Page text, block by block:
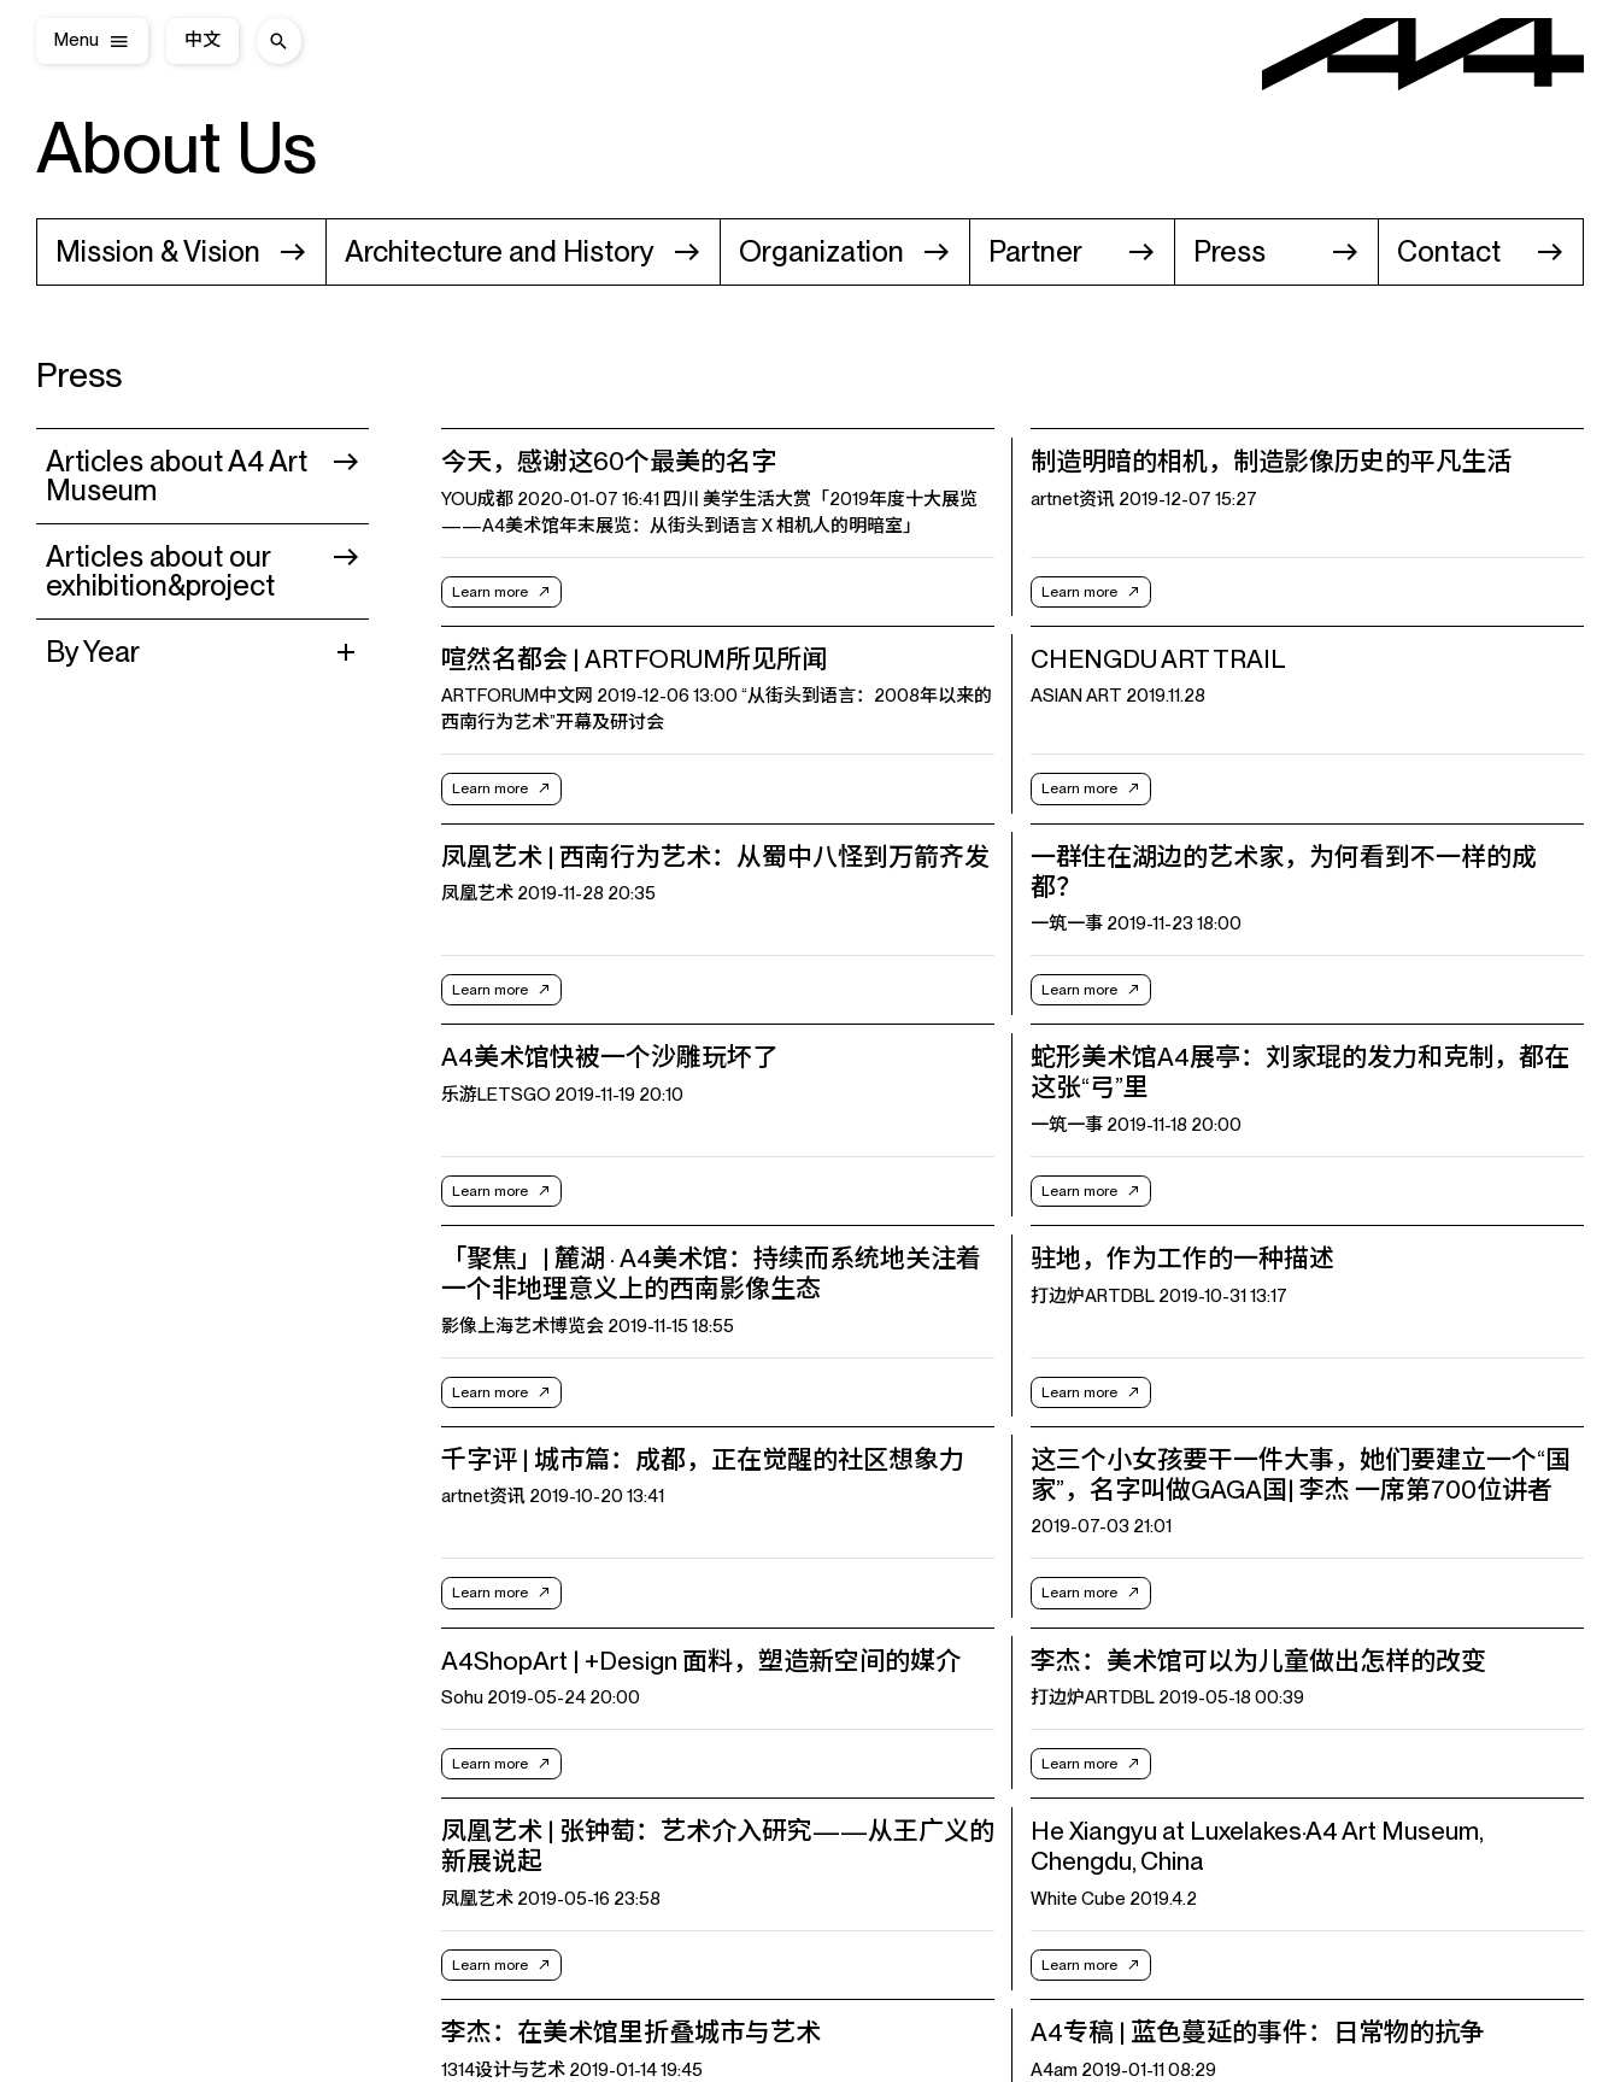
Menu 中文
About Us
Mission & Vision Architecture and History Organization Partner Press Contact
Press
Articles about A4 Art
Museum
Articles about our
exhibition&project
By Year
今天，感谢这60个最美的名字
YOU成都 2020-01-07 16:41 四川 美学生活大赏「2019年度十大展览
——A4美术馆年末展览：从街头到语言 X 相机人的明暗室」
Learn more
制造明暗的相机，制造影像历史的平凡生活
artnet资讯 2019-12-07 15:27
Learn more
喧然名都会 | ARTFORUM所见所闻
ARTFORUM中文网 2019-12-06 13:00 “从街头到语言：2008年以来的
西南行为艺术”开幕及研讨会
Learn more
CHENGDU ART TRAIL
ASIAN ART 2019.11.28
Learn more
凤凰艺术 | 西南行为艺术：从蜀中八怪到万箭齐发
凤凰艺术 2019-11-28 20:35
Learn more
一群住在湖边的艺术家，为何看到不一样的成
都？
一筑一事 2019-11-23 18:00
Learn more
A4美术馆快被一个沙雕玩坏了
乐游LETSGO 2019-11-19 20:10
Learn more
蛇形美术馆A4展亭：刘家琨的发力和克制，都在
这张“弓”里
一筑一事 2019-11-18 20:00
Learn more
「聚焦」| 麓湖 · A4美术馆：持续而系统地关注着
一个非地理意义上的西南影像生态
影像上海艺术博览会 2019-11-15 18:55
Learn more
驻地，作为工作的一种描述
打边炉ARTDBL 2019-10-31 13:17
Learn more
千字评 | 城市篇：成都，正在觉醒的社区想象力
artnet资讯 2019-10-20 13:41
Learn more
这三个小女孩要干一件大事，她们要建立一个“国
家”，名字叫做GAGA国| 李杰 一席第700位讲者
2019-07-03 21:01
Learn more
A4ShopArt | +Design 面料，塑造新空间的媒介
Sohu 2019-05-24 20:00
Learn more
李杰：美术馆可以为儿童做出怎样的改变
打边炉ARTDBL 2019-05-18 00:39
Learn more
凤凰艺术 | 张钟萄：艺术介入研究——从王广义的
新展说起
凤凰艺术 2019-05-16 23:58
Learn more
He Xiangyu at Luxelakes·A4 Art Museum,
Chengdu, China
White Cube 2019.4.2
Learn more
李杰：在美术馆里折叠城市与艺术
1314设计与艺术 2019-01-14 19:45
A4专稿 | 蓝色蔓延的事件：日常物的抗争
A4am 2019-01-11 08:29